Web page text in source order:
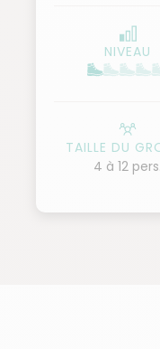
montagnes de
de
montagne
Enfin, nous
voyage à La
NIVEAU
TAILLE DU
4 à 12 pers.